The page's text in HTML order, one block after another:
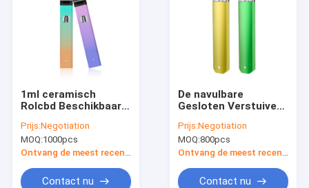
1ml ceramisch
Rolcbd Beschikbaar
Prijs:Negotiation
MOQ:1000pcs
Ontvang de meest recente Prijs
Contact nu
De navulbare
Gesloten Verstuiver
Systeempeul
Prijs:Negotiation
MOQ:800pcs
Ontvang de meest recente Prijs
Contact nu